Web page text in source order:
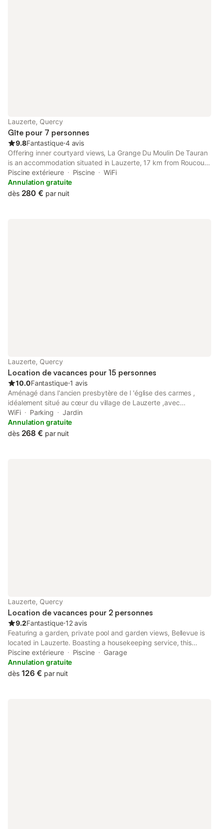
Lauzerte, Quercy
Gîte pour 7 personnes
9.8Fantastique⋅4 avis
Offering inner courtyard views, La Grange Du Moulin De Tauran
is an accommodation situated in Lauzerte, 17 km from Roucous
Golf Course and 34 km from Espalais Golf Club.
Piscine extérieure Piscine
WiFi
Annulation gratuite
dès 280 € par nuit
Lauzerte, Quercy
Location de vacances pour 15 personnes
10.0Fantastique⋅1 avis
Aménagé dans l'ancien presbytère de l 'église des carmes ,
idéalement situé au cœur du village de Lauzerte ,avec
restaurants et commerce à quelques pas , le gîte dispose de 15
couchages répartis en quatre chambres ainsi que de deux
cuisines et trois salles de bains équipées à neuf . Le grand jardin
WiFi Parking
Jardin
Annulation gratuite
dès 268 € par nuit
Lauzerte, Quercy
Location de vacances pour 2 personnes
9.2Fantastique⋅12 avis
Featuring a garden, private pool and garden views, Bellevue is
located in Lauzerte. Boasting a housekeeping service, this
property also provides guests with a picnic area. The property
is soundproof and is set 20 km from Roucous Golf Course.
Piscine extérieure Piscine
Garage
Annulation gratuite
dès 126 € par nuit